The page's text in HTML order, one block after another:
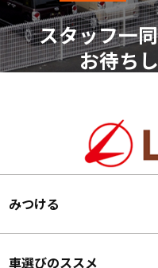
スタッフ一
お待ち
みつける
車選びのススメ